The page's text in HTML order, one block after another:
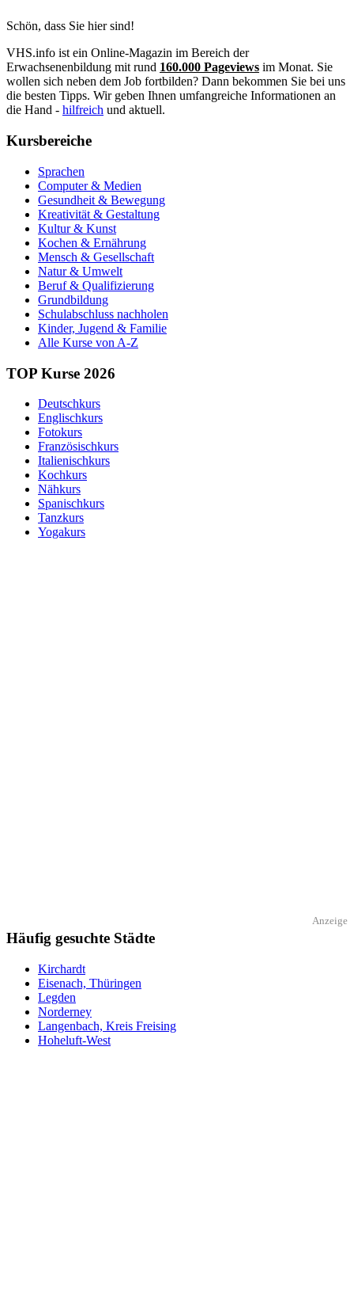
Schön, dass Sie hier sind!
VHS.info ist ein Online-Magazin im Bereich der
Erwachsenenbildung mit rund 160.000 Pageviews im Monat. Sie
wollen sich neben dem Job fortbilden? Dann bekommen Sie bei uns
die besten Tipps. Wir geben Ihnen umfangreiche Informationen an
die Hand - hilfreich und aktuell.
Kursbereiche
Sprachen
Computer & Medien
Gesundheit & Bewegung
Kreativität & Gestaltung
Kultur & Kunst
Kochen & Ernährung
Mensch & Gesellschaft
Natur & Umwelt
Beruf & Qualifizierung
Grundbildung
Schulabschluss nachholen
Kinder, Jugend & Familie
Alle Kurse von A-Z
TOP Kurse 2026
Deutschkurs
Englischkurs
Fotokurs
Französischkurs
Italienischkurs
Kochkurs
Nähkurs
Spanischkurs
Tanzkurs
Yogakurs
Anzeige
Häufig gesuchte Städte
Kirchardt
Eisenach, Thüringen
Legden
Norderney
Langenbach, Kreis Freising
Hoheluft-West